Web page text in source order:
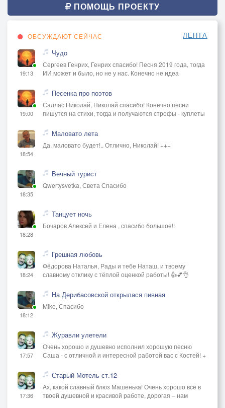
ПОМОЩЬ ПРОЕКТУ
ОБСУЖДАЮТ СЕЙЧАС ЛЕНТА
19:13
Чудо
Сергеев Генрих, Генрих спасибо! Песня 2019 года, тогда
ИИ может и было, но не у нас. Конечно не идеа
19:00
Песенка про поэтов
Саллас Николай, Николай спасибо! Конечно песни
пишутся на стихи, тогда и получаются строфы - куплеты
18:54
Маловато лета
Да, маловато будет!.. Отлично, Николай! +++
18:35
Вечный турист
Qwertysvetka, Света Спасибо
18:28
Танцует ночь
Бочаров Алексей и Елена , спасибо большое!!
18:24
Грешная любовь
Фёдорова Наталья, Рады и тебе Наташ, и твоему
славному отклику с тёплой оценкой работы! 👍💕👌
18:12
На Дерибасовской открылася пивная
Mike, Спасибо
17:57
Журавли улетели
Очень хорошо и душевно исполнил хорошую песню
Саша - с отличной и интересной работой вас с Костей! +
17:36
Старый Мотель ст.12
Ах, какой славный блюз Машенька! Очень хорошо всё в
твоей душевной и красивой работе, дорогая – нам